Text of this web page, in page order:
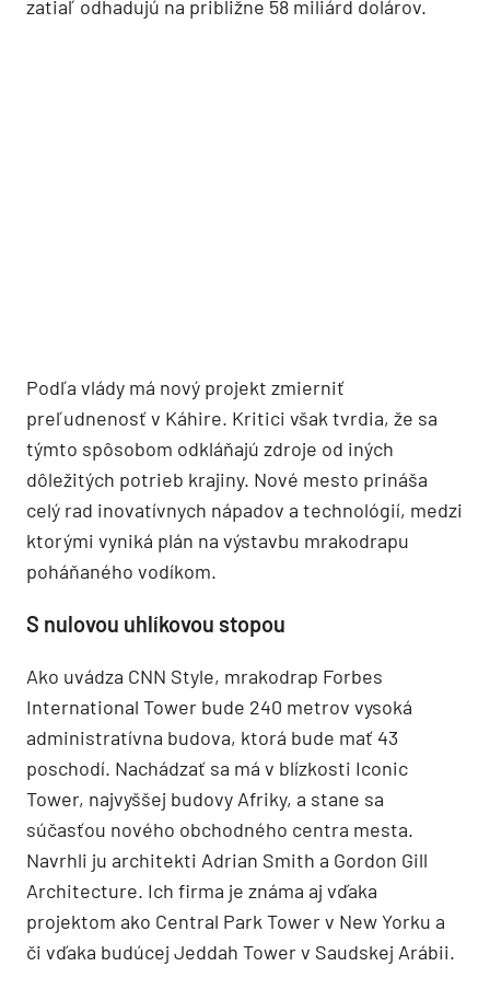
zatiaľ odhadujú na približne 58 miliárd dolárov.
Podľa vlády má nový projekt zmierniť
preľudnenosť v Káhire. Kritici však tvrdia, že sa
týmto spôsobom odkláňajú zdroje od iných
dôležitých potrieb krajiny. Nové mesto prináša
celý rad inovatívnych nápadov a technológií, medzi
ktorými vyniká plán na výstavbu mrakodrapu
poháňaného vodíkom.
S nulovou uhlíkovou stopou
Ako uvádza CNN Style, mrakodrap Forbes
International Tower bude 240 metrov vysoká
administratívna budova, ktorá bude mať 43
poschodí. Nachádzať sa má v blízkosti Iconic
Tower, najvyššej budovy Afriky, a stane sa
súčasťou nového obchodného centra mesta.
Navrhli ju architekti Adrian Smith a Gordon Gill
Architecture. Ich firma je známa aj vďaka
projektom ako Central Park Tower v New Yorku a
či vďaka budúcej Jeddah Tower v Saudskej Arábii.